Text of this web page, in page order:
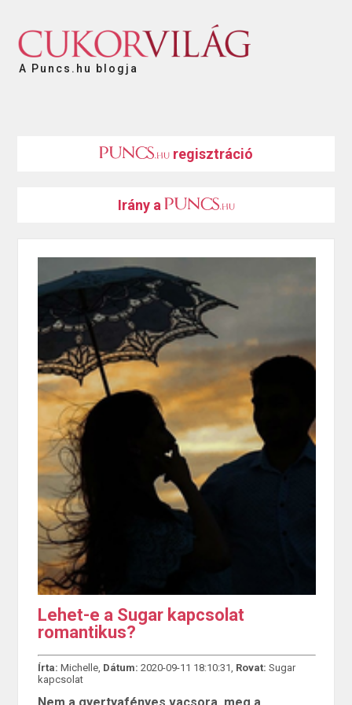
A Puncs.hu blogja
regisztráció
Irány a
Lehet-e a Sugar kapcsolat
romantikus?
Írta: Michelle, Dátum: 2020-09-11 18:10:31, Rovat: Sugar
kapcsolat